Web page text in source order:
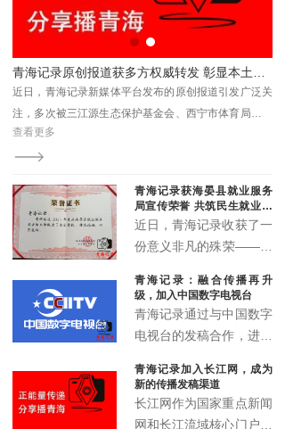
近日，青海记录新媒体平台发布的原创报道引发广泛关
注，多次被三江源生态保护基金会、西宁市体育局、青
海省企业信用协会、湟源县教育局等单位转发引用，被
视为具有媒体关注度的权威转载内容。
查看更多
青海记录获海晏县就业服务
局宣传荣誉 共筑民生就业宣
传新篇
近日，青海记录收获了一
份意义非凡的殊荣——来
传鼓励荣誉证书。这一荣
誉不仅是对青海记录过往
宣传工作的高度认可，更
宣传事业发展的有力见
证。
青海记录：融合传播再升
级，加入中国数字电视台
青海记录通过与中国数字
电视台的发稿合作，进一
阵，实现了青海故事的多
渠道、多层次、多形态传
播，为高原地区文化传播
青海记录加入长江网，成为
新的传播发稿渠道
长江网作为国家重点新闻
网和长江流域核心门户，